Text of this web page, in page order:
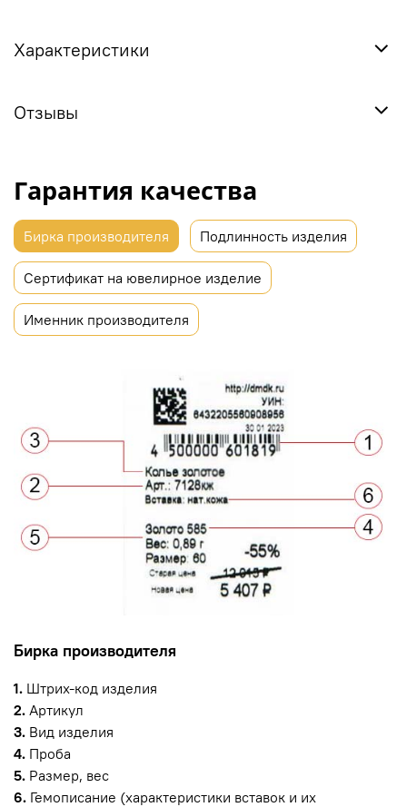
Характеристики
Отзывы
Гарантия качества
Бирка производителя Подлинность изделия
Сертификат на ювелирное изделие
Именник производителя
Бирка производителя
1. Штрих-код изделия
2. Артикул
3. Вид изделия
4. Проба
5. Размер, вес
6. Гемописание (характеристики вставок и их